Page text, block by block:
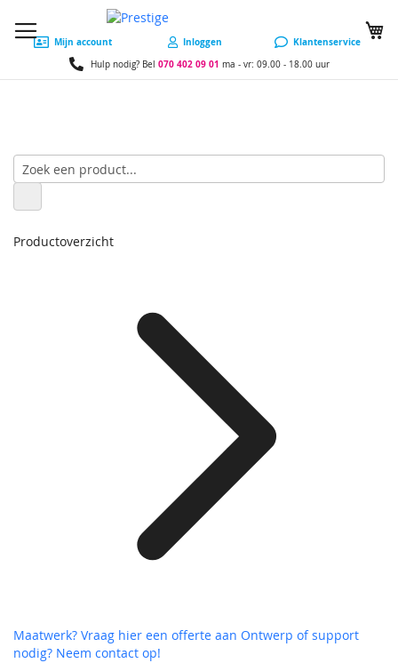
Mijn account Inloggen Klantenservice
Hulp nodig? Bel 070 402 09 01 ma - vr: 09.00 - 18.00 uur
Productoverzicht
Maatwerk? Vraag hier een offerte aan Ontwerp of support
nodig? Neem contact op!